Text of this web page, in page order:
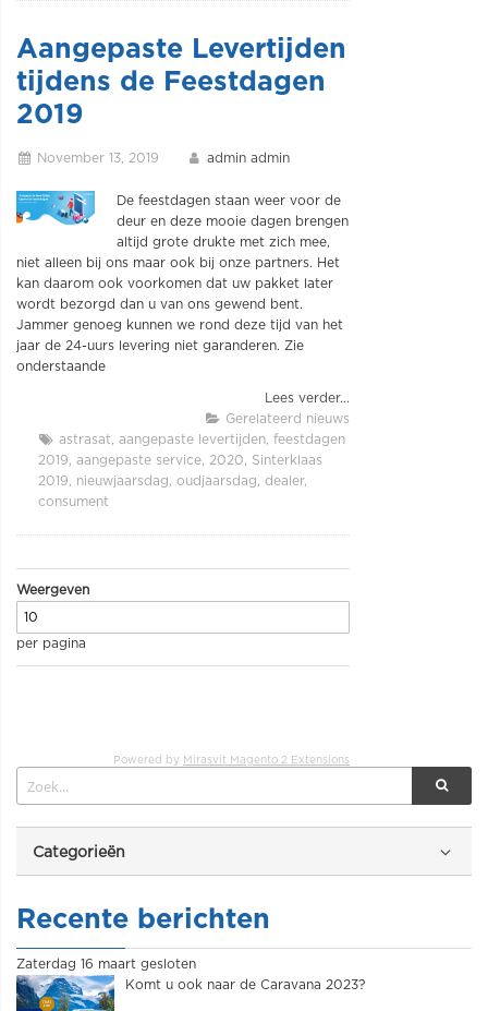
Aangepaste Levertijden
tijdens de Feestdagen
2019
November 13, 2019 admin admin
De feestdagen staan weer voor de
deur en deze mooie dagen brengen
altijd grote drukte met zich mee,
niet alleen bij ons maar ook bij onze partners. Het
kan daarom ook voorkomen dat uw pakket later
wordt bezorgd dan u van ons gewend bent.
Jammer genoeg kunnen we rond deze tijd van het
jaar de 24-uurs levering niet garanderen. Zie
onderstaande
Lees verder...
Gerelateerd nieuws
astrasat
aangepaste levertijden
feestdagen
2019
aangepaste service 2020
Sinterklaas
2019
nieuwjaarsdag oudjaarsdag
dealer
consument
Weergeven
per pagina
Powered by Mirasvit Magento 2 Extensions
Categorieën
Recente berichten
Zaterdag 16 maart gesloten
Komt u ook naar de Caravana 2023?